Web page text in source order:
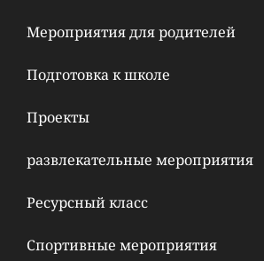
Мероприятия для родителей
Подготовка к школе
Проекты
развлекательные мероприятия
Ресурсный класс
Спортивные мероприятия